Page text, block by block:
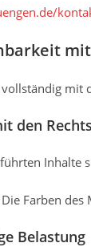
mit
den
Inhalte
Farben
Belastung